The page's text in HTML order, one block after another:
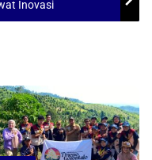
Inovasi